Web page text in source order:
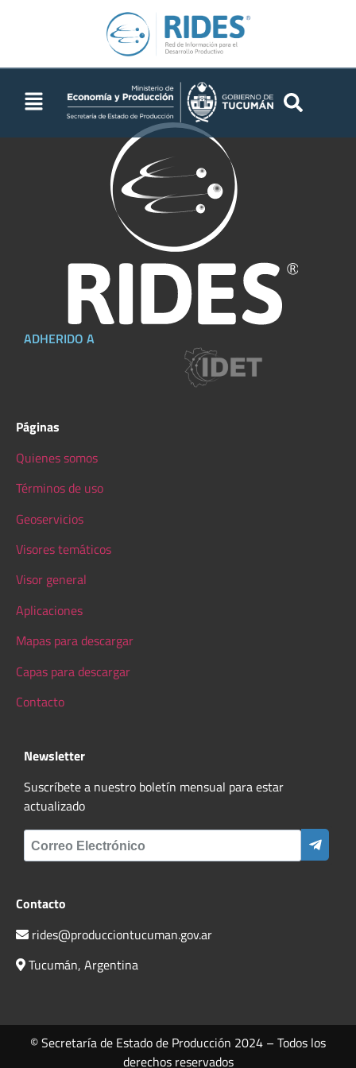
EEAOC
ADHERIDO A
Páginas
Quienes somos
Términos de uso
Geoservicios
Visores temáticos
Visor general
Aplicaciones
Mapas para descargar
Capas para descargar
Contacto
Newsletter
Suscríbete a nuestro boletín mensual para estar
actualizado
Contacto
rides@producciontucuman.gov.ar
Tucumán, Argentina
© Secretaría de Estado de Producción 2024 – Todos los
derechos reservados